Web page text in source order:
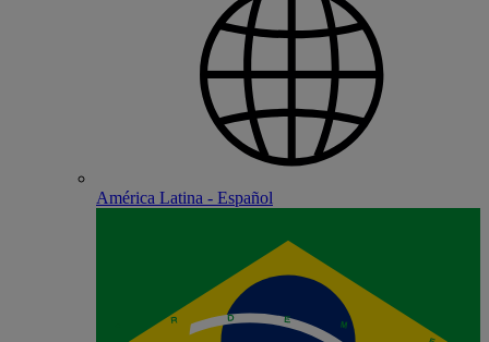
América Latina - Español